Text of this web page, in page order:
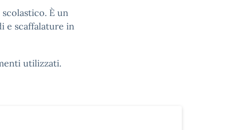
È un
e scaffalature in
utilizzati.